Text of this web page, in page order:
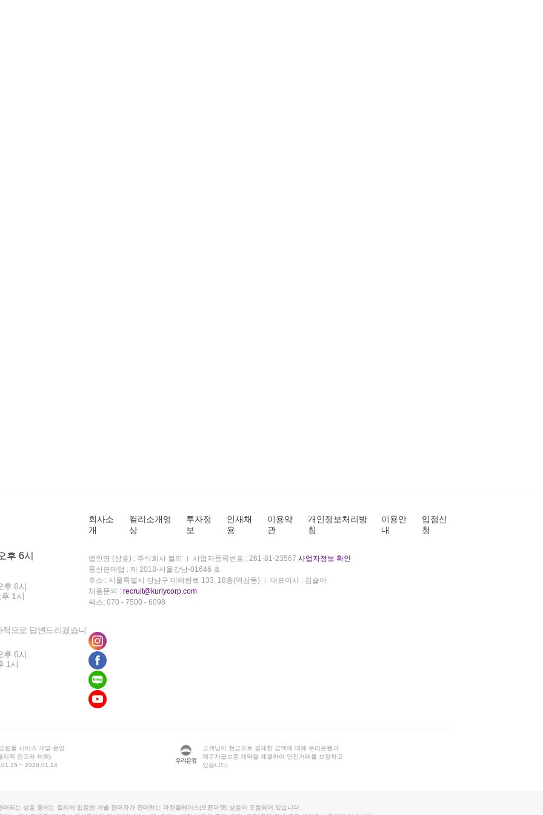
후 6시
후 6시
1시
으로 답변드리겠습니
후 6시
1시
회사소
개
컬리소개영
상
투자정
보
인재채
용
이용약
관
개인정보처리방
침
이용안
내
입점신
청
법인명 (상호) : 주식회사 컬리 사업자등록번호 : 261-81-23567 사업자정보 확인
통신판매업 : 제 2018-서울강남-01646 호
주소 : 서울특별시 강남구 테헤란로 133, 18층(역삼동)
대표이사 : 김슬아
채용문의 : recruit@kurlycorp.com
팩스: 070 - 7500 - 6098
핑몰 서비스 개발·운영
리적 인프라 제외)
~ 2028.01.14
고객님이 현금으로 결제한 금액에 대해 우리은행과
채무지급보증 계약을 체결하여 안전거래를 보장하고
있습니다.
매되는 상품 중에는 컬리에 입점한 개별 판매자가 판매하는 마켓플레이스(오픈마켓) 상품이 포함되어 있습니다.